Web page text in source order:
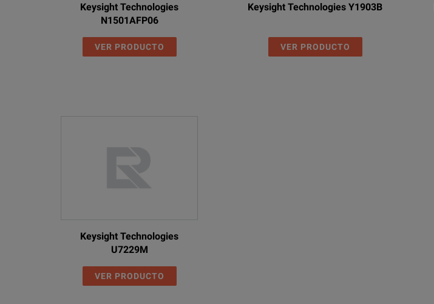
Keysight Technologies
N1501AFP06
VER PRODUCTO
Keysight Technologies Y1903B
VER PRODUCTO
Keysight Technologies
U7229M
VER PRODUCTO